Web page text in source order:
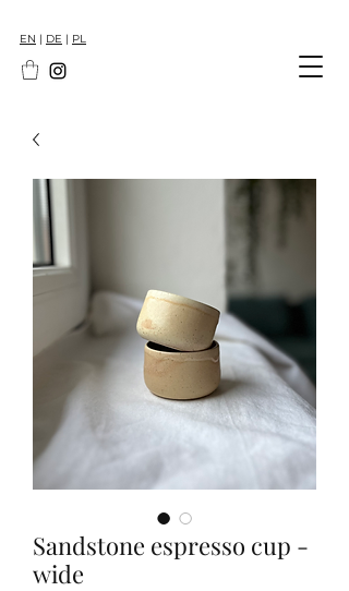
EN | DE | PL
Sandstone espresso cup -
wide